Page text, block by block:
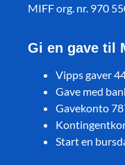
MIFF org. nr. 970
Gi en gave til
Vipps gaver
Gave med
Gavekonto
Start en